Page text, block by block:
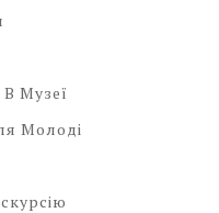
Музеї
Молоді